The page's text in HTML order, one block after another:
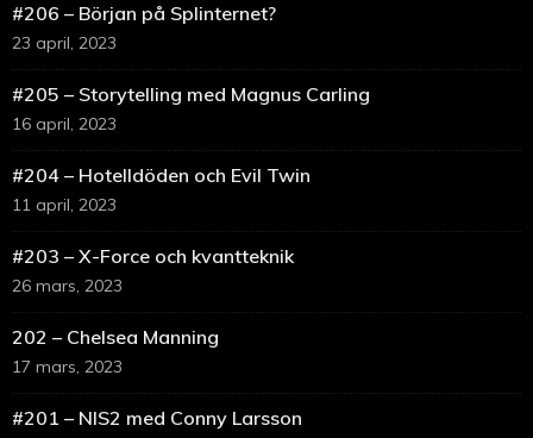
#206 – Början på Splinternet?
23 april, 2023
#205 – Storytelling med Magnus Carling
16 april, 2023
#204 – Hotelldöden och Evil Twin
11 april, 2023
#203 – X-Force och kvantteknik
26 mars, 2023
202 – Chelsea Manning
17 mars, 2023
#201 – NIS2 med Conny Larsson